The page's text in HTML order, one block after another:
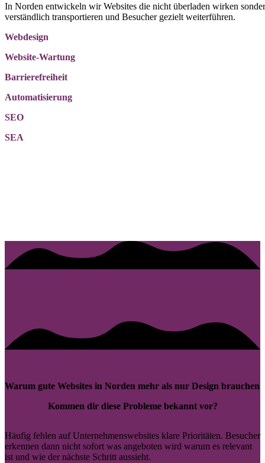
In Norden entwickeln wir Websites die nicht überladen wirken
verständlich transportieren und Besucher gezielt weiterführen.
Webdesign
Website-Wartung
Barrierefreiheit
Automatisierung
SEO
SEA
Warum gute Websites in Norden mehr als nur Design brauchen
Kommen dir diese Probleme bekannt vor?
Häufig fehlen auf Unternehmenswebsites klare Prioritäten. Besucher
erkennen dann nicht sofort was angeboten wird warum es relevant
ist und wie der nächste Schritt aussieht.